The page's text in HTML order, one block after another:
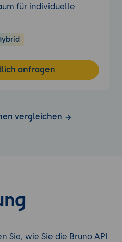
für individuelle
anfragen
vergleichen
Sie, wie Sie die Bruno API